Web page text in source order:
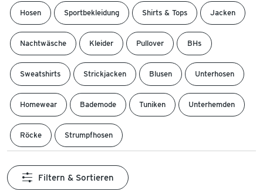
Hosen Sportbekleidung Shirts & Tops Jacken
Nachtwäsche Kleider Pullover BHs
Sweatshirts Strickjacken Blusen Unterhosen
Homewear Bademode Tuniken Unterhemden
Röcke Strumpfhosen
Filtern & Sortieren